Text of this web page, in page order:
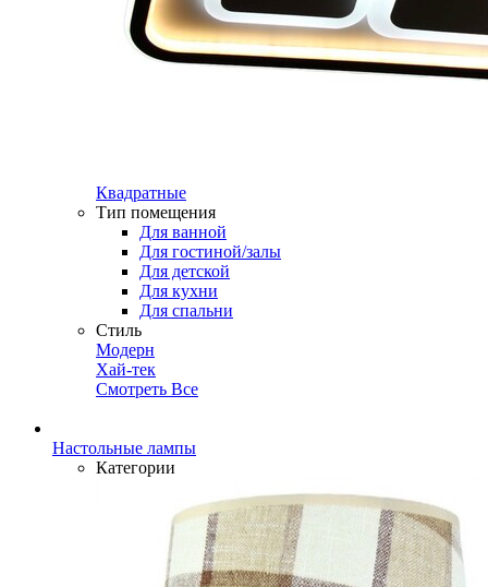
Квадратные
Тип помещения
Для ванной
Для гостиной/залы
Для детской
Для кухни
Для спальни
Стиль
Модерн
Хай-тек
Смотреть Все
Настольные лампы
Категории